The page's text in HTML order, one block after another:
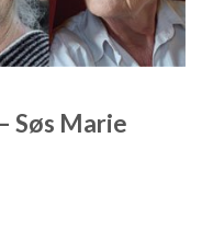
Søs Marie